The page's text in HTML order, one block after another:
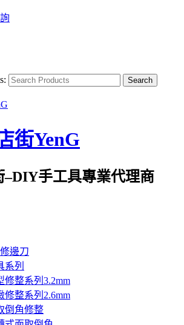
街YenG
–DIY手工具專業代理商
邊刀
系列
修整系列3.2mm
修整系列2.6mm
倒角修整